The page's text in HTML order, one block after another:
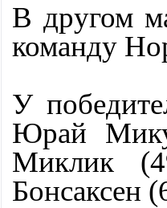
В другом
команду
У
Юрай
Миклик
Бонсаксен